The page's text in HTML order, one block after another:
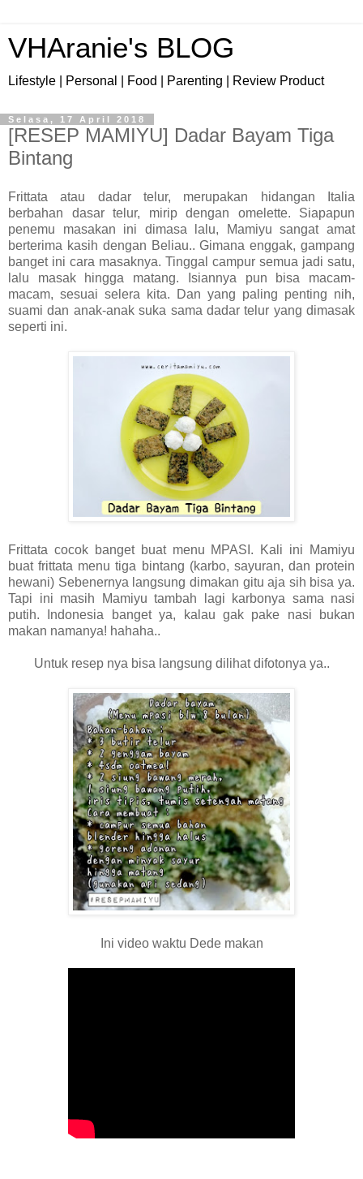
VHAranie's BLOG
Lifestyle | Personal | Food | Parenting | Review Product
Selasa, 17 April 2018
[RESEP MAMIYU] Dadar Bayam Tiga
Bintang
Frittata atau dadar telur, merupakan hidangan Italia
berbahan dasar telur, mirip dengan omelette. Siapapun
penemu masakan ini dimasa lalu, Mamiyu sangat amat
berterima kasih dengan Beliau.. Gimana enggak, gampang
banget ini cara masaknya. Tinggal campur semua jadi satu,
lalu masak hingga matang. Isiannya pun bisa macam-
macam, sesuai selera kita. Dan yang paling penting nih,
suami dan anak-anak suka sama dadar telur yang dimasak
seperti ini.
Frittata cocok banget buat menu MPASI. Kali ini Mamiyu
buat frittata menu tiga bintang (karbo, sayuran, dan protein
hewani) Sebenernya langsung dimakan gitu aja sih bisa ya.
Tapi ini masih Mamiyu tambah lagi karbonya sama nasi
putih. Indonesia banget ya, kalau gak pake nasi bukan
makan namanya! hahaha..
Untuk resep nya bisa langsung dilihat difotonya ya..
Ini video waktu Dede makan